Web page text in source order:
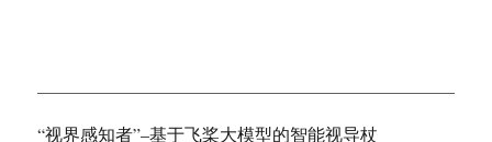
“视界感知者”–基于飞桨大模型的智能视导杖